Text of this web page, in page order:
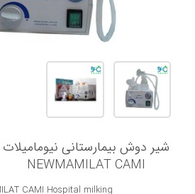
شیر دوش بیمارستانی نیومامیلات
NEWMAMILAT CAMI
CAMI Hospital milking